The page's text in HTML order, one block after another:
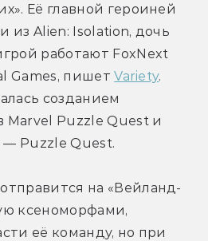
Её главной героиней
из Alien: Isolation, дочь
работают FoxNext
Games, пишет Variety.
созданием
Marvel Puzzle Quest и
— Puzzle Quest.
на «Вейланд-
ксеноморфами,
её команду, но при